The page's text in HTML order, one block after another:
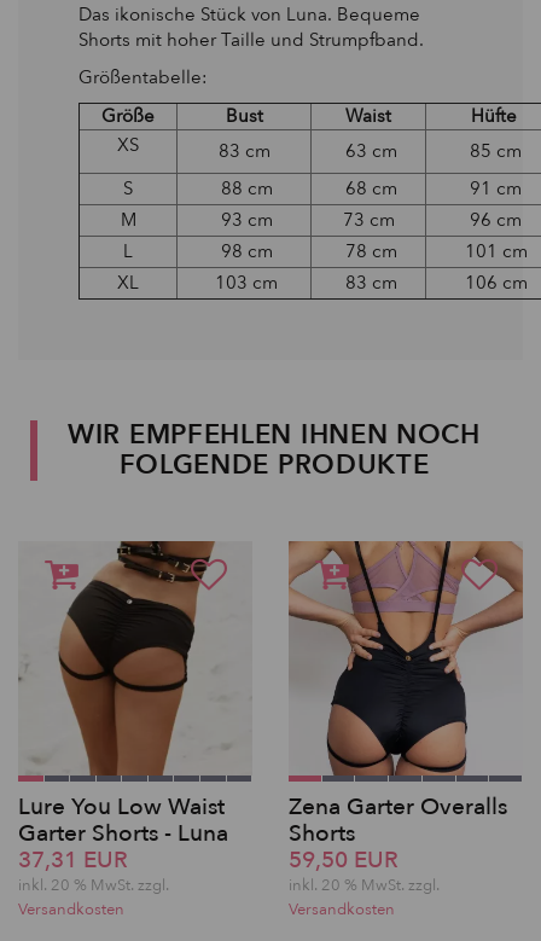
Das ikonische Stück von Luna. Bequeme
Shorts mit hoher Taille und Strumpfband.
Größentabelle:
Größe
Bust Waist
Hüfte
XS
83 cm 63 cm
85 cm
S
88 cm 68 cm
91 cm
M
93 cm 73 cm
96 cm
L
98 cm 78 cm
101 cm
XL
103 cm 83 cm 106 cm
WIR EMPFEHLEN IHNEN NOCH
FOLGENDE PRODUKTE
Lure You Low Waist
Garter Shorts - Luna
37,31 EUR
inkl. 20 % MwSt. zzgl.
Versandkosten
Zena Garter Overalls
Shorts
59,50 EUR
inkl. 20 % MwSt. zzgl.
Versandkosten